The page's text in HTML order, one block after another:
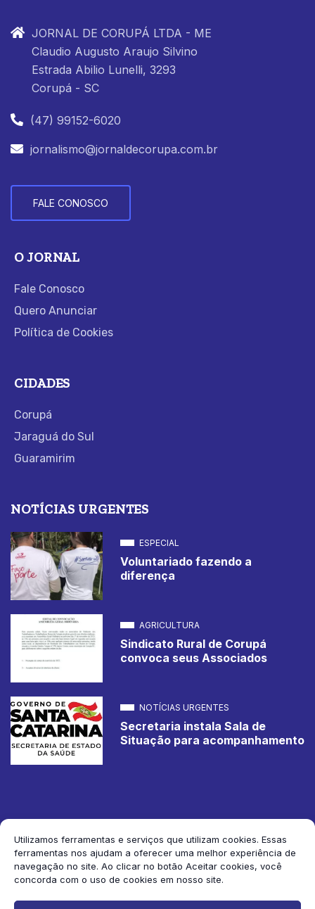
Utilizamos ferramentas e serviços que utilizam cookies. Essas
ferramentas nos ajudam a oferecer uma melhor experiência de
navegação no site. Ao clicar no botão Aceitar cookies, você
concorda com o uso de cookies em nosso site.
JORNAL DE CORUPÁ LTDA - ME
Claudio Augusto Araujo Silvino
Estrada Abilio Lunelli, 3293
Corupá - SC
(47) 99152-6020
jornalismo@jornaldecorupa.com.br
FALE CONOSCO
O JORNAL
Fale Conosco
Quero Anunciar
Política de Cookies
CIDADES
Corupá
Jaraguá do Sul
Guaramirim
NOTÍCIAS URGENTES
ESPECIAL
Voluntariado fazendo a
diferença
AGRICULTURA
Sindicato Rural de Corupá
convoca seus Associados
NOTÍCIAS URGENTES
Secretaria instala Sala de
Situação para acompanhamento
2026 Jornal de Corupá. Todos os direitos reservados.